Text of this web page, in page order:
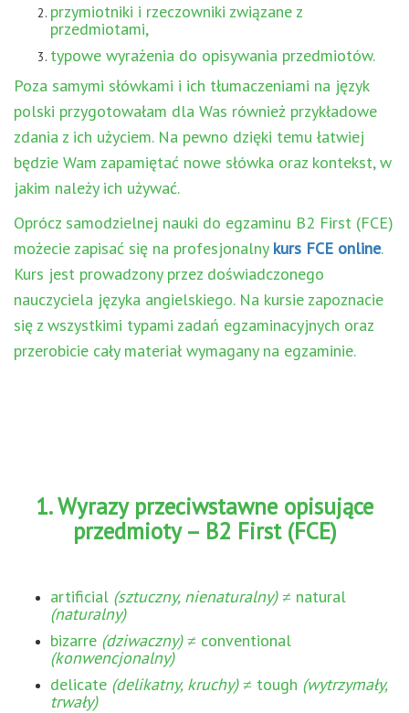
przymiotniki i rzeczowniki związane z
przedmiotami,
typowe wyrażenia do opisywania przedmiotów.
Poza samymi słówkami i ich tłumaczeniami na język
polski przygotowałam dla Was również przykładowe
zdania z ich użyciem. Na pewno dzięki temu łatwiej
będzie Wam zapamiętać nowe słówka oraz kontekst, w
jakim należy ich używać.
Oprócz samodzielnej nauki do egzaminu B2 First (FCE)
możecie zapisać się na profesjonalny kurs FCE online.
Kurs jest prowadzony przez doświadczonego
nauczyciela języka angielskiego. Na kursie zapoznacie
się z wszystkimi typami zadań egzaminacyjnych oraz
przerobicie cały materiał wymagany na egzaminie.
1. Wyrazy przeciwstawne opisujące
przedmioty – B2 First (FCE)
artificial (sztuczny, nienaturalny)≠ natural
(naturalny)
bizarre (dziwaczny)≠ conventional
(konwencjonalny)
delicate (delikatny, kruchy)≠ tough (wytrzymały,
trwały)